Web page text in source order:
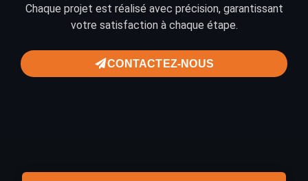
Chaque projet est réalisé avec précision, garantissant
votre satisfaction à chaque étape.
CONTACTEZ-NOUS